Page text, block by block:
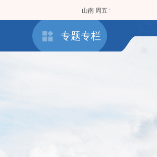
山南 周五 :
专题专栏